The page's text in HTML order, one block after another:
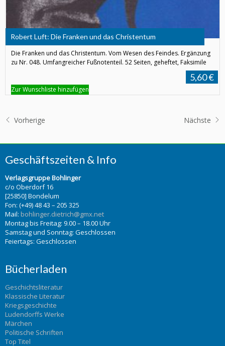
Robert Luft: Die Franken und das Christentum
Die Franken und das Christentum. Vom Wesen des Feindes. Ergänzung
zu Nr. 048. Umfangreicher Fußnotenteil. 52 Seiten, geheftet, Faksimile
5,60 €
Zur Wunschliste hinzufügen
Vorherige Nächste
Geschäftszeiten & Info
Verlagsgruppe Bohlinger
c/o Oberdorf 16
[25850] Bondelum
Fon: (+49) 48 43 – 205 325
Mail: bohlinger.dietrich@gmx.net
Montag bis Freitag: 9.00 – 18.00 Uhr
Samstag und Sonntag: Geschlossen
Feiertags: Geschlossen
Bücherladen
Geschichtsliteratur
Klassische Literatur
Kriegsgeschichte
Ludendorffs Werke
Märchen
Politische Schriften
Top Titel